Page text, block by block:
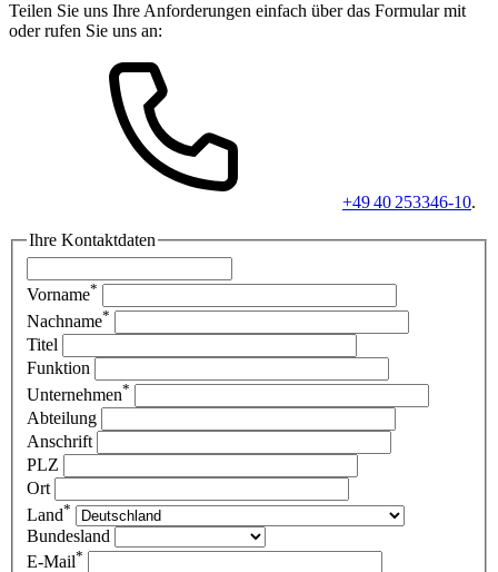
Teilen Sie uns Ihre Anforderungen einfach über das Formular mit
oder rufen Sie uns an:
+49 40 253346-10.
Ihre Kontaktdaten
Vorname*
Nachname*
Titel
Funktion
Unternehmen*
Abteilung
Anschrift
PLZ
Ort
Land*
Bundesland
E-Mail*